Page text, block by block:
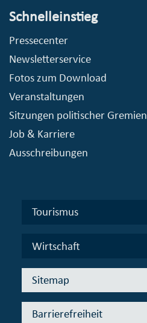
Schnelleinstieg
Pressecenter
Newsletterservice
Fotos zum Download
Veranstaltungen
Sitzungen politischer Gremien
Job & Karriere
Ausschreibungen
Tourismus
Wirtschaft
Sitemap
Barrierefreiheit